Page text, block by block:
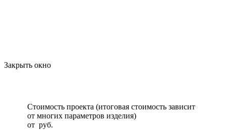
Закрыть окно
Стоимость проекта (итоговая стоимость зависит
от многих параметров изделия)
от руб.